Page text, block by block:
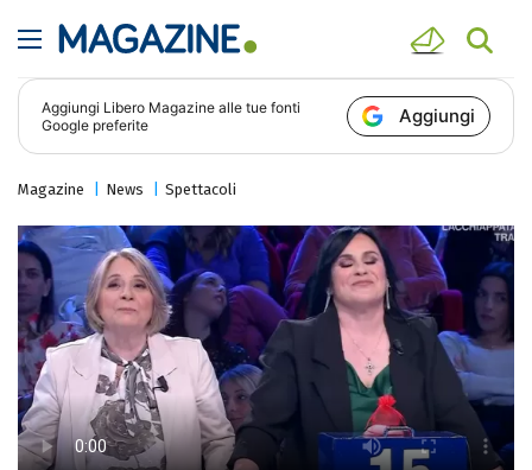
Aggiungi Libero Magazine alle tue fonti
Google preferite
Aggiungi
Magazine News Spettacoli